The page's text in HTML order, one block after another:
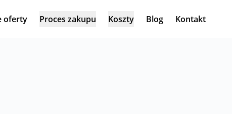
oferty Proces zakupu Koszty Blog Kontakt